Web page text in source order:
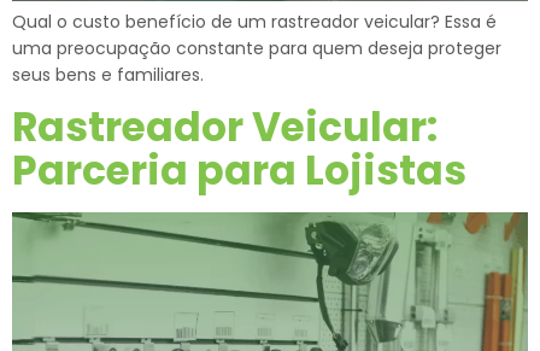
Qual o custo benefício de um rastreador veicular? Essa é
uma preocupação constante para quem deseja proteger
seus bens e familiares.
Rastreador Veicular:
Parceria para Lojistas